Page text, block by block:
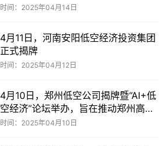
时间：2025年04月14日
4月11日，河南安阳低空经济投资集团
正式揭牌
时间：2025年04月12日
4月10日，郑州低空公司揭牌暨“AI+低
空经济”论坛举办，旨在推动郑州高质
量发展
时间：2025年04月10日